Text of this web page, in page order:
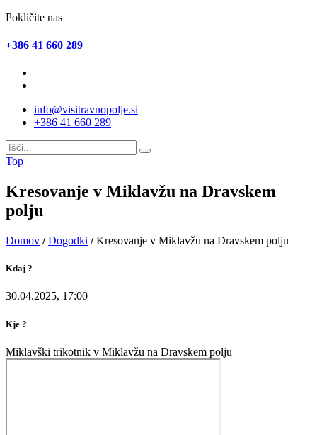
Pokličite nas
+386 41 660 289
info@visitravnopolje.si
+386 41 660 289
Top
Kresovanje v Miklavžu na Dravskem
polju
Domov / Dogodki / Kresovanje v Miklavžu na Dravskem polju
Kdaj ?
30.04.2025, 17:00
Kje ?
Miklavški trikotnik v Miklavžu na Dravskem polju